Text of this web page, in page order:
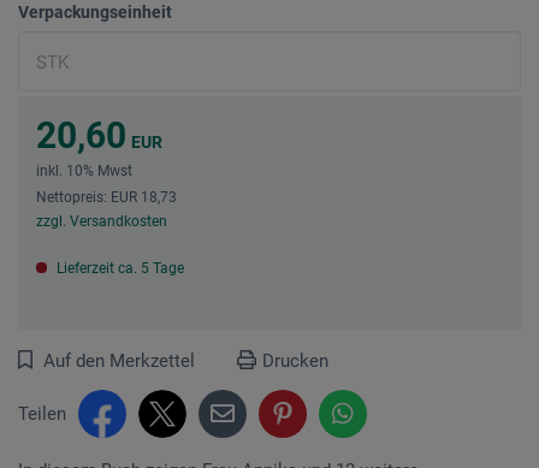
Verpackungseinheit
20,60 EUR
inkl. 10% Mwst
Nettopreis: EUR 18,73
zzgl. Versandkosten
Lieferzeit ca. 5 Tage
Auf den Merkzettel Drucken
Teilen